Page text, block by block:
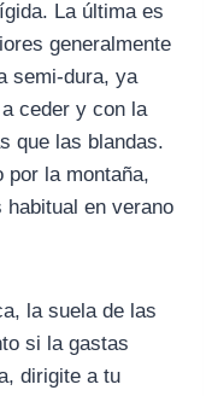
La última es
generalmente
semi-dura, ya
ceder y con la
que las blandas.
por la montaña,
habitual en verano
la suela de las
si la gastas
dirigite a tu